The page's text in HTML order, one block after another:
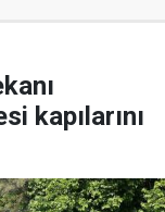
kapılarını